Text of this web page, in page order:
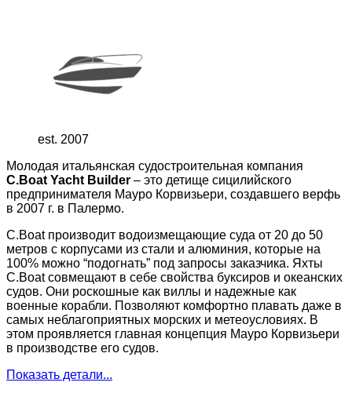
est. 2007
Молодая итальянская судостроительная компания
C.Boat Yacht Builder – это детище сицилийского
предпринимателя Мауро Корвизьери, создавшего верфь
в 2007 г. в Палермо.
C.Boat производит водоизмещающие суда от 20 до 50
метров с корпусами из стали и алюминия, которые на
100% можно “подогнать” под запросы заказчика. Яхты
C.Boat совмещают в себе свойства буксиров и океанских
судов. Они роскошные как виллы и надежные как
военные корабли. Позволяют комфортно плавать даже в
самых неблагоприятных морских и метеоусловиях. В
этом проявляется главная концепция Мауро Корвизьери
в производстве его судов.
Показать детали...